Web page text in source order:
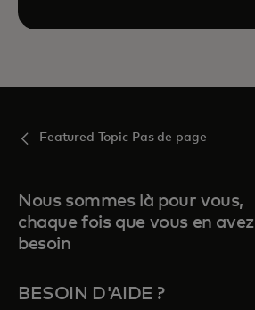
Featured Topic Pas de page
Nous sommes là pour vous,
chaque fois que vous en avez
besoin
BESOIN D'AIDE ?